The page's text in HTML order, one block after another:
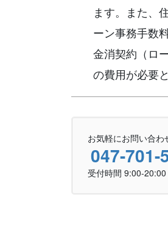
ます。また、
ーン事務手数
金消契約（ロ
の費用が必要
お気軽にお問い合わ
047-701-
受付時間 9:00-